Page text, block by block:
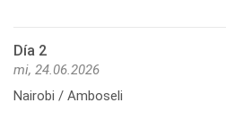
Día 2
mi, 24.06.2026
Nairobi / Amboseli